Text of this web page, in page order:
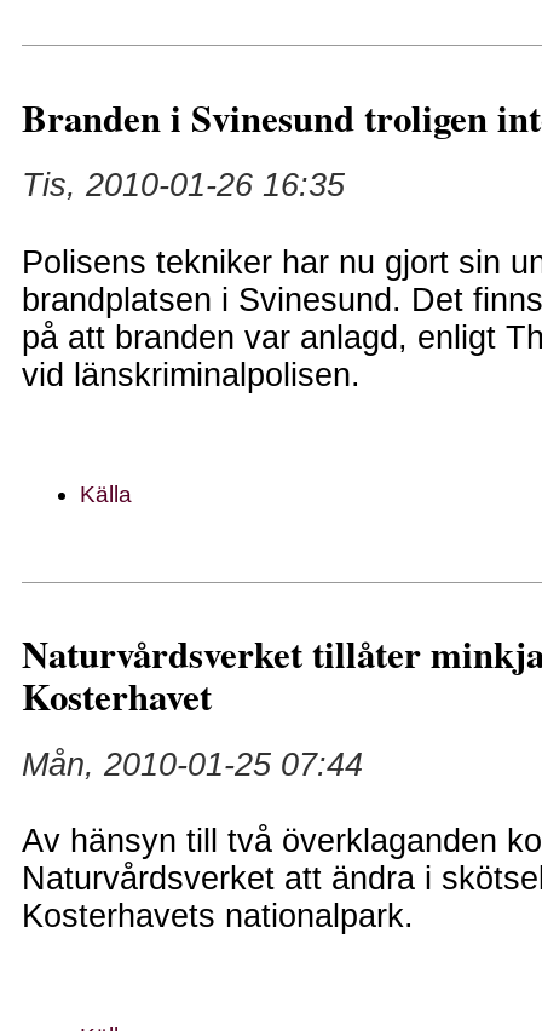
Branden i Svinesund troligen
Tis, 2010-01-26 16:35
Polisens tekniker har nu gjort sin
brandplatsen i Svinesund. Det
på att branden var anlagd, enligt
vid länskriminalpolisen.
Källa
Naturvårdsverket tillåter
Kosterhavet
Mån, 2010-01-25 07:44
Av hänsyn till två överklaganden
Naturvårdsverket att ändra i
Kosterhavets nationalpark.